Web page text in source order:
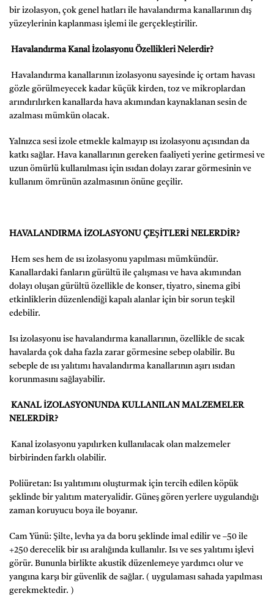
bir izolasyon, çok genel hatları ile havalandırma kanallarının dış
yüzeylerinin kaplanması işlemi ile gerçekleştirilir.
Havalandırma Kanal İzolasyonu Özellikleri Nelerdir?
Havalandırma kanallarının izolasyonu sayesinde iç ortam havası
gözle görülmeyecek kadar küçük kirden, toz ve mikroplardan
arındırılırken kanallarda hava akımından kaynaklanan sesin de
azalması mümkün olacak.
Yalnızca sesi izole etmekle kalmayıp ısı izolasyonu açısından da
katkı sağlar. Hava kanallarının gereken faaliyeti yerine getirmesi ve
uzun ömürlü kullanılması için ısıdan dolayı zarar görmesinin ve
kullanım ömrünün azalmasının önüne geçilir.
HAVALANDIRMA İZOLASYONU ÇEŞİTLERİ NELERDİR?
Hem ses hem de ısı izolasyonu yapılması mümkündür.
Kanallardaki fanların gürültü ile çalışması ve hava akımından
dolayı oluşan gürültü özellikle de konser, tiyatro, sinema gibi
etkinliklerin düzenlendiği kapalı alanlar için bir sorun teşkil
edebilir.
Isı izolasyonu ise havalandırma kanallarının, özellikle de sıcak
havalarda çok daha fazla zarar görmesine sebep olabilir. Bu
sebeple de ısı yalıtımı havalandırma kanallarının aşırı ısıdan
korunmasını sağlayabilir.
KANAL İZOLASYONUNDA KULLANILAN MALZEMELER
NELERDİR?
Kanal izolasyonu yapılırken kullanılacak olan malzemeler
birbirinden farklı olabilir.
Poliüretan: Isı yalıtımını oluşturmak için tercih edilen köpük
şeklinde bir yalıtım materyalidir. Güneş gören yerlere uygulandığı
zaman koruyucu boya ile boyanır.
Cam Yünü: Şilte, levha ya da boru şeklinde imal edilir ve –50 ile
+250 derecelik bir ısı aralığında kullanılır. Isı ve ses yalıtımı işlevi
görür. Bununla birlikte akustik düzenlemeye yardımcı olur ve
yangına karşı bir güvenlik de sağlar. ( uygulaması sahada yapılması
gerekmektedir. )